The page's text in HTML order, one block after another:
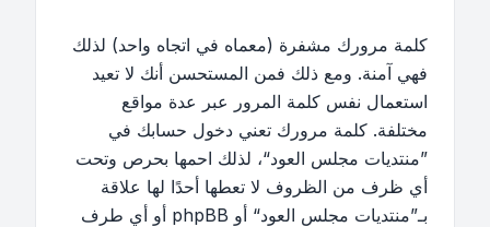
كلمة مرورك مشفرة (معماه في اتجاه واحد) لذلك
فهي آمنة. ومع ذلك فمن المستحسن أنك لا تعيد
استعمال نفس كلمة المرور عبر عدة مواقع
مختلفة. كلمة مرورك تعني دخول حسابك في
”منتديات مجلس العود“، لذلك احمها بحرص وتحت
أي ظرف من الظروف لا تعطها أحدًا لها علاقة
بـ”منتديات مجلس العود“ أو phpBB أو أي طرف